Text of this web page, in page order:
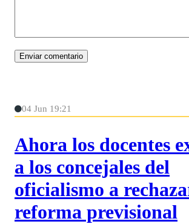
04 Jun 19:21
Ahora los docentes
a los concejales del
oficialismo a
reforma previsional